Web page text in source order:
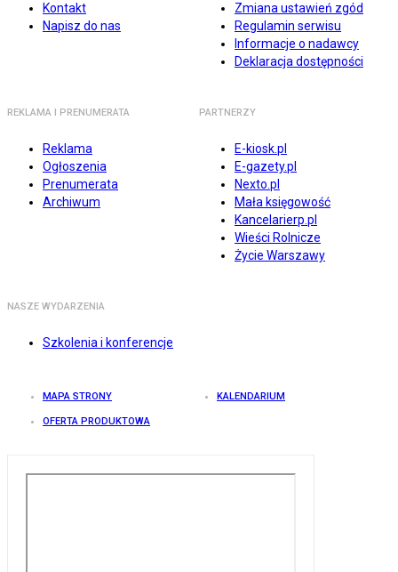
Kontakt
Napisz do nas
Zmiana ustawień zgód
Regulamin serwisu
Informacje o nadawcy
Deklaracja dostępności
REKLAMA I PRENUMERATA
Reklama
Ogłoszenia
Prenumerata
Archiwum
PARTNERZY
E-kiosk.pl
E-gazety.pl
Nexto.pl
Mała księgowość
Kancelarierp.pl
Wieści Rolnicze
Życie Warszawy
NASZE WYDARZENIA
Szkolenia i konferencje
MAPA STRONY KALENDARIUM
OFERTA PRODUKTOWA